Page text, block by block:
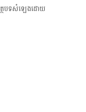
ត្ថបទ​សំឡេង​ដោយ